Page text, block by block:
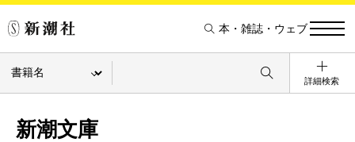
本・雑誌・ウェブ
詳細検索
新潮文庫